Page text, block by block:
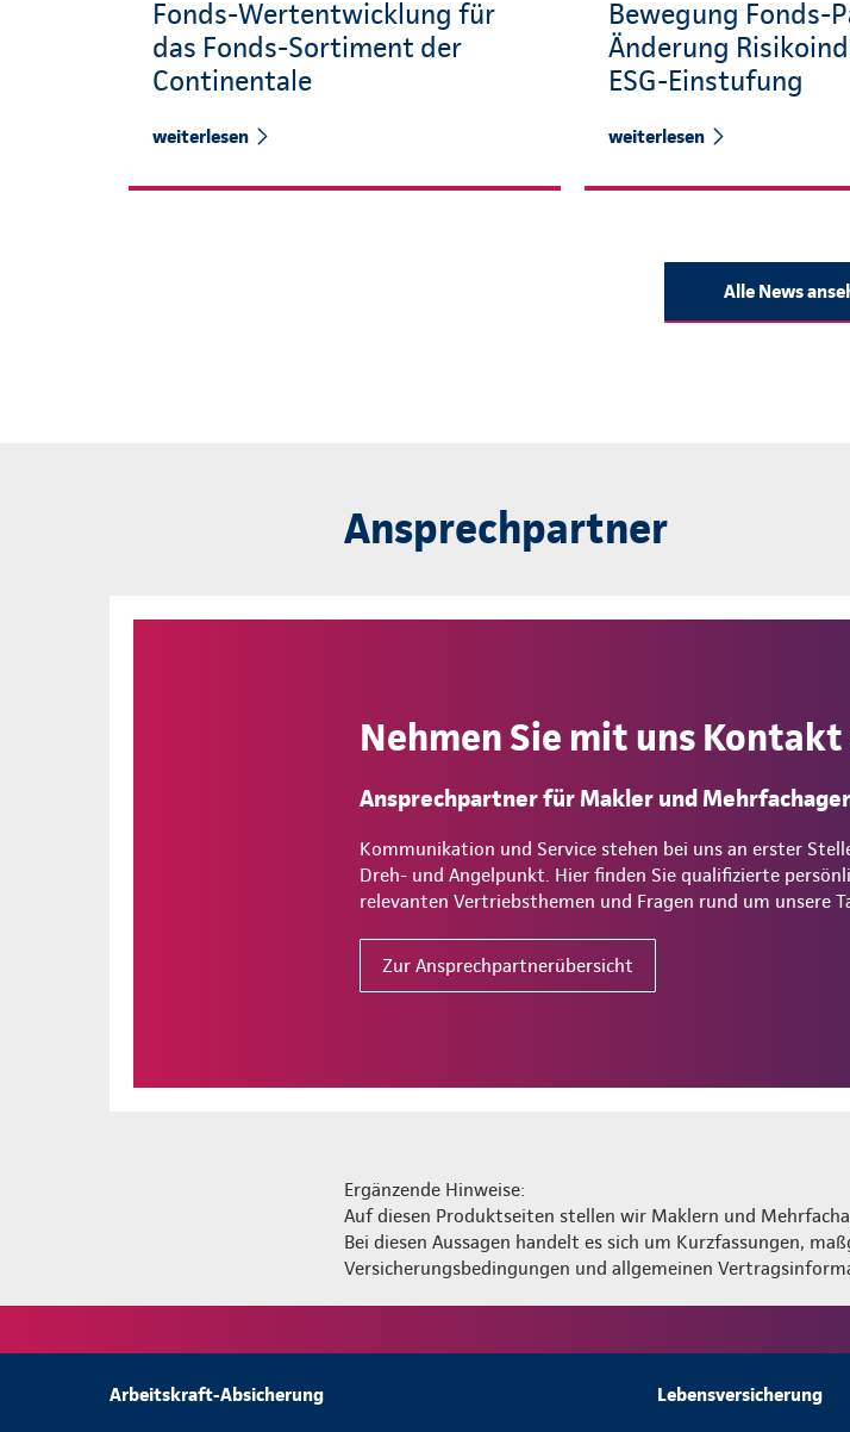
Fonds-Wertentwicklung für
das Fonds-Sortiment der
Continentale
weiterlesen
Bewegung Fonds-
Änderung
ESG-Einstufung
weiterlesen
Alle News
Ansprechpartner
Nehmen Sie mit uns
Ansprechpartner für Makler und
Kommunikation und Service stehen bei uns an erster
Dreh- und Angelpunkt. Hier finden Sie qualifizierte
relevanten Vertriebsthemen und Fragen rund um unsere
Zur Ansprechpartnerübersicht
Ergänzende Hinweise:
Auf diesen Produktseiten stellen wir Maklern und
Bei diesen Aussagen handelt es sich um Kurzfassungen,
Versicherungsbedingungen und allgemeinen
Arbeitskraft-Absicherung Lebensversicherung